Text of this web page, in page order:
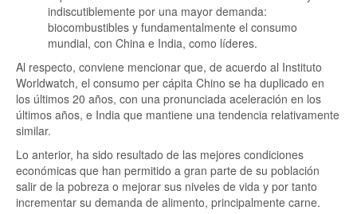
indiscutiblemente por una mayor demanda:
biocombustibles y fundamentalmente el consumo
mundial, con China e India, como líderes.
Al respecto, conviene mencionar que, de acuerdo al Instituto
Worldwatch, el consumo per cápita Chino se ha duplicado en
los últimos 20 años, con una pronunciada aceleración en los
últimos años, e India que mantiene una tendencia relativamente
similar.
Lo anterior, ha sido resultado de las mejores condiciones
económicas que han permitido a gran parte de su población
salir de la pobreza o mejorar sus niveles de vida y por tanto
incrementar su demanda de alimento, principalmente carne.